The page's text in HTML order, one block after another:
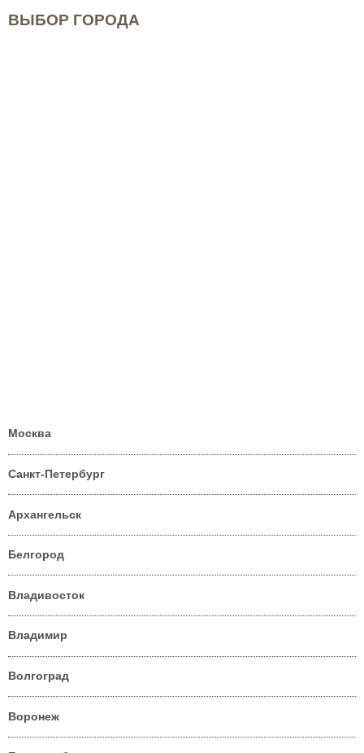
ВЫБОР ГОРОДА
Москва
Санкт-Петербург
Архангельск
Белгород
Владивосток
Владимир
Волгоград
Воронеж